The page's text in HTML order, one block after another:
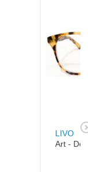
LIVO
Art -